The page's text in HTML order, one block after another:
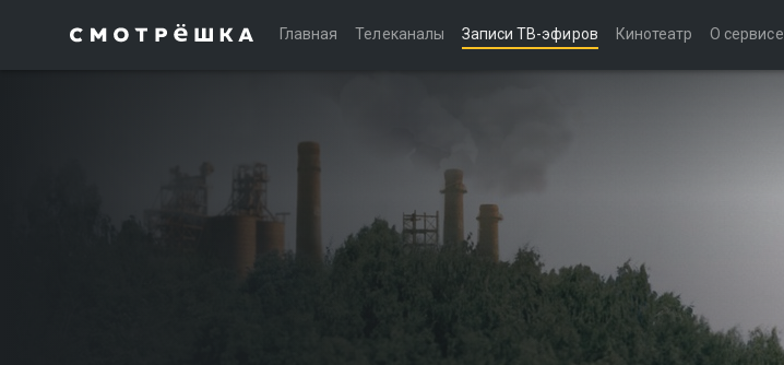
Главная Телеканалы Записи ТВ-эфиров Кинотеатр О сервисе